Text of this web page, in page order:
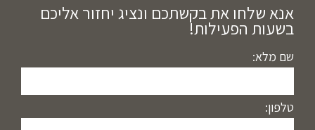
אנא שלחו את בקשתכם ונציג יחזור אליכם
בשעות הפעילות!
שם מלא:
טלפון: